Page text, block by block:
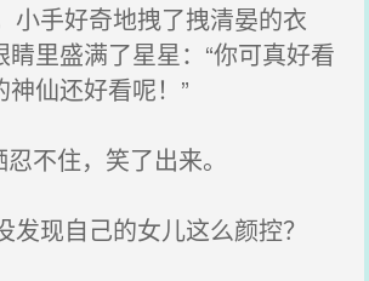
手好奇地拽了拽清晏的衣
里盛满了星星：“你可真好看
仙还好看呢！”
不住，笑了出来。
现自己的女儿这么颜控？